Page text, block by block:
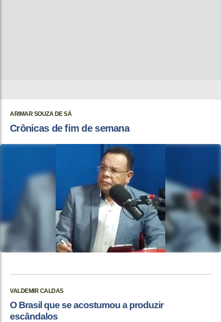
ARIMAR SOUZA DE SÁ
Crônicas de fim de semana
VALDEMIR CALDAS
O Brasil que se acostumou a produzir
escândalos